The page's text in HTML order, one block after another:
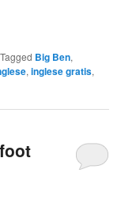
Tagged Big Ben,
,inglese gratis,